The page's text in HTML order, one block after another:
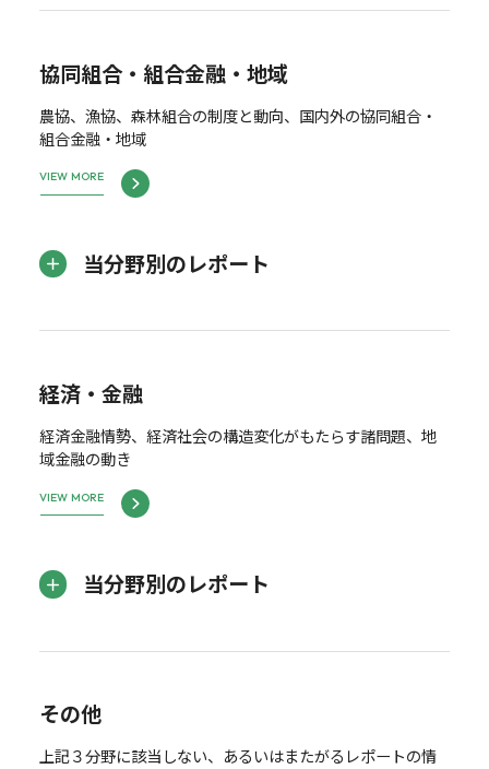
協同組合・組合金融・地域
農協、漁協、森林組合の制度と動向、国内外の協同組合・
組合金融・地域
VIEW MORE
当分野別のレポート
経済・金融
経済金融情勢、経済社会の構造変化がもたらす諸問題、地
域金融の動き
VIEW MORE
当分野別のレポート
その他
上記３分野に該当しない、あるいはまたがるレポートの情